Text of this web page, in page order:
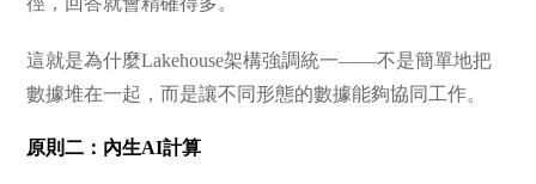
這就是為什麼Lakehouse架構強調統一——不是簡單地把
數據堆在一起，而是讓不同形態的數據能夠協同工作。
原則二：內生AI計算